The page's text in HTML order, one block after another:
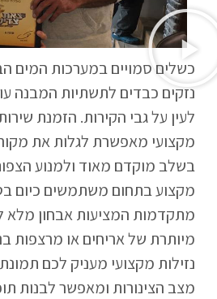
כשלים סמויים במערכות המים
נזקים כבדים לתשתיות המבנה
לעין על גבי הקירות. הזמנת
מקצועי מאפשרת לגלות את
בשלב מוקדם מאוד ולמנוע
מקצוע בתחום משתמשים כיום
מתקדמות המציעות אבחון מלא
מיותרת של אריחים או מרצפות
נזילות מקצועי מעניק לכם
מצב הצינורות ומאפשר לבנות